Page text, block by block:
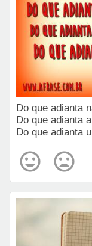
Do que adianta
Do que adianta
Do que adianta